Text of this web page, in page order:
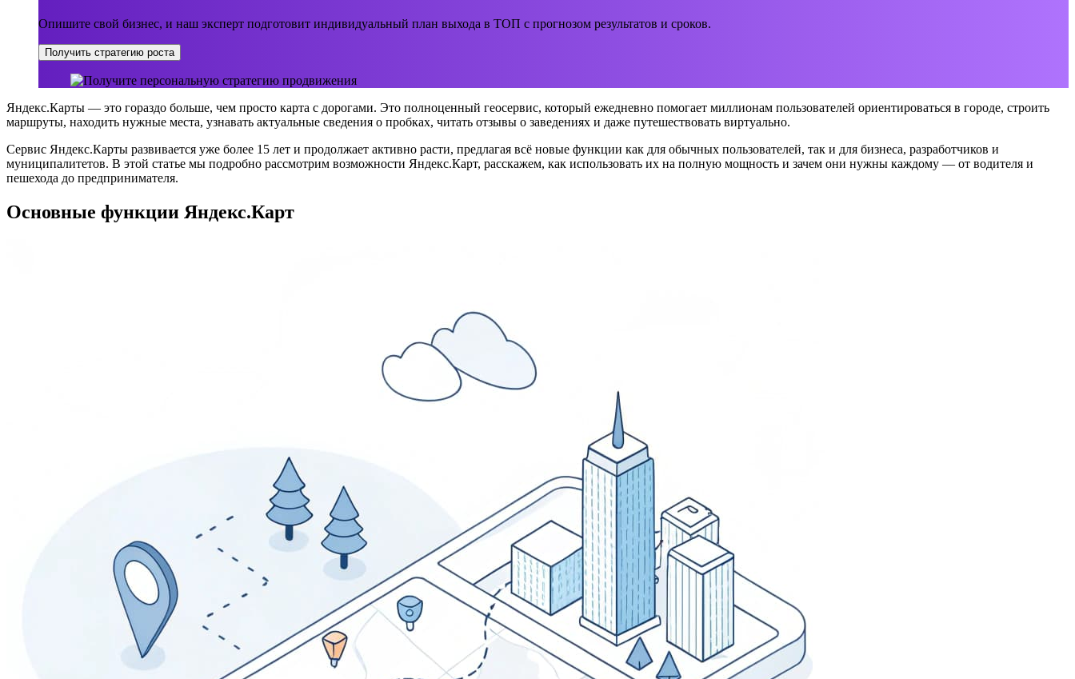
Опишите свой бизнес, и наш эксперт подготовит индивидуальный план выхода в ТОП с прогнозом результатов и сроков.
Получить стратегию роста
Яндекс.Карты — это гораздо больше, чем просто карта с дорогами. Это полноценный геосервис, который ежедневно помогает миллионам пользователей ориентироваться в городе, строить
маршруты, находить нужные места, узнавать актуальные сведения о пробках, читать отзывы о заведениях и даже путешествовать виртуально.
Сервис Яндекс.Карты развивается уже более 15 лет и продолжает активно расти, предлагая всё новые функции как для обычных пользователей, так и для бизнеса, разработчиков и
муниципалитетов. В этой статье мы подробно рассмотрим возможности Яндекс.Карт, расскажем, как использовать их на полную мощность и зачем они нужны каждому — от водителя и
пешехода до предпринимателя.
Основные функции Яндекс.Карт